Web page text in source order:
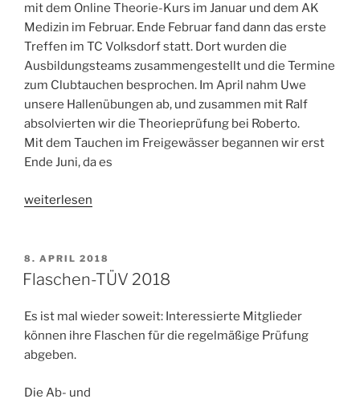
mit dem Online Theorie-Kurs im Januar und dem AK
Medizin im Februar. Ende Februar fand dann das erste
Treffen im TC Volksdorf statt. Dort wurden die
Ausbildungsteams zusammengestellt und die Termine
zum Clubtauchen besprochen. Im April nahm Uwe
unsere Hallenübungen ab, und zusammen mit Ralf
absolvierten wir die Theorieprüfung bei Roberto.
Mit dem Tauchen im Freigewässer begannen wir erst
Ende Juni, da es
„Ausbildung
Silber“
weiterlesen
VERÖFFENTLICHT
AM
8. APRIL 2018
Flaschen-TÜV 2018
Es ist mal wieder soweit: Interessierte Mitglieder
können ihre Flaschen für die regelmäßige Prüfung
abgeben.
Die Ab- und